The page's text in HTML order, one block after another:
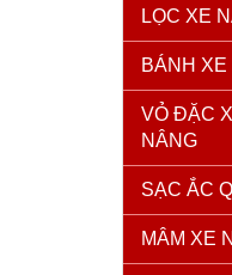
LỌC XE
BÁNH
VỎ ĐẶC
NÂNG
SẠC ẮC
MÂM XE